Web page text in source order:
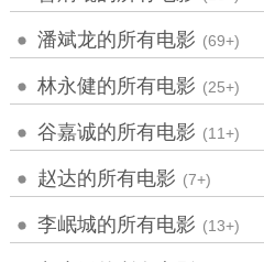
潘斌龙的所有电影 (69+)
林永健的所有电影 (25+)
谷嘉诚的所有电影 (11+)
赵达的所有电影 (7+)
李岷城的所有电影 (13+)